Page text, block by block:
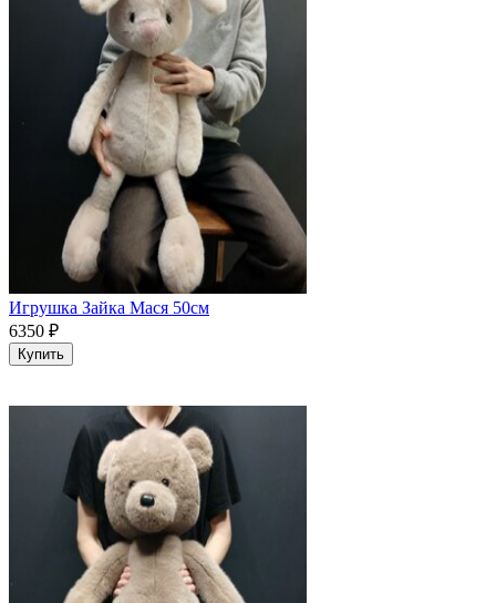
Игрушка Зайка Мася 50см
6350 ₽
Купить